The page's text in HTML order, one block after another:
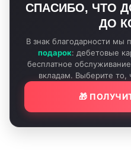
СПАСИБО, ЧТО
ДО
В знак благодарности мы
подарок: дебетовые
бесплатное
вкладам. Выберите то,
🎁